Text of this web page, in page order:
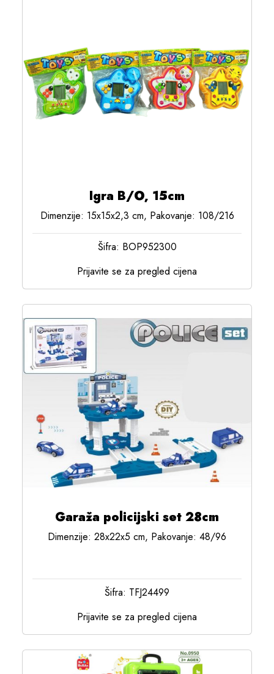
Igra B/O, 15cm
Dimenzije: 15x15x2,3 cm, Pakovanje: 108/216
Šifra: BOP952300
Prijavite se za pregled cijena
Garaža policijski set 28cm
Dimenzije: 28x22x5 cm, Pakovanje: 48/96
Šifra: TFJ24499
Prijavite se za pregled cijena